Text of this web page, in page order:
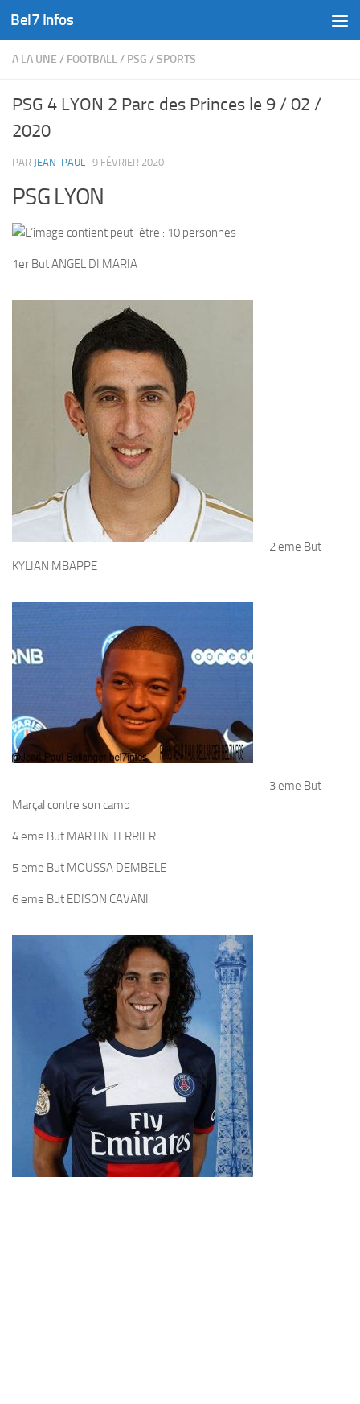
Skip to content
Bel7 Infos
A LA UNE / FOOTBALL/ PSG /SPORTS
PSG 4 LYON 2 Parc des Princes le 9 / 02 /
2020
PAR JEAN-PAUL · 9 FÉVRIER 2020
PSG LYON
1er But ANGEL DI MARIA
2 eme But
KYLIAN MBAPPE
3 eme But
Marçal contre son camp
4 eme But MARTIN TERRIER
5 eme But MOUSSA DEMBELE
6 eme But EDISON CAVANI